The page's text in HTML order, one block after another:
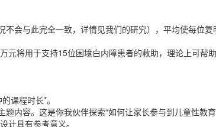
会与此完全一致，详情见我们的研究），平均使每位
将用于支持15位困境白内障患者的救助，理论上可帮
课程时长*。
内容。这是你我伙伴探索“如何让家长参与到儿童性教
计具有参考意义。